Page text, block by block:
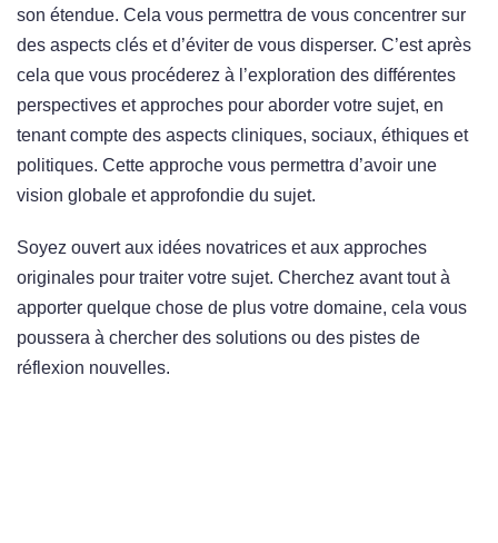
son étendue. Cela vous permettra de vous concentrer sur
des aspects clés et d’éviter de vous disperser. C’est après
cela que vous procéderez à l’exploration des différentes
perspectives et approches pour aborder votre sujet, en
tenant compte des aspects cliniques, sociaux, éthiques et
politiques. Cette approche vous permettra d’avoir une
vision globale et approfondie du sujet.
Soyez ouvert aux idées novatrices et aux approches
originales pour traiter votre sujet. Cherchez avant tout à
apporter quelque chose de plus votre domaine, cela vous
poussera à chercher des solutions ou des pistes de
réflexion nouvelles.